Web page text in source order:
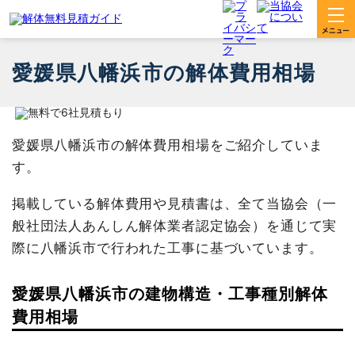
愛媛県八幡浜市の解体費用相場
愛媛県八幡浜市の解体費用相場をご紹介していま
す。
掲載している解体費用や見積書は、全て当協会（一
般社団法人あんしん解体業者認定協会）を通じて実
際に八幡浜市で行われた工事に基づいています。
愛媛県八幡浜市の建物構造・工事種別解体
費用相場